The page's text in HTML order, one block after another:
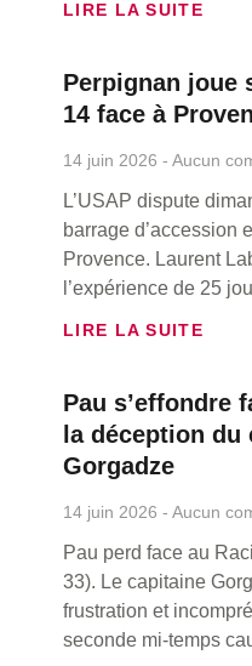
LIRE LA SUITE
Perpignan joue
14 face à
14 juin 2026 Aucun
L’USAP dispute
barrage d’accession
Provence. Laurent
l’expérience de 25
LIRE LA SUITE
Pau s’effondre
la déception du
Gorgadze
14 juin 2026 Aucun
Pau perd face au
33). Le capitaine
frustration et
seconde mi-temps